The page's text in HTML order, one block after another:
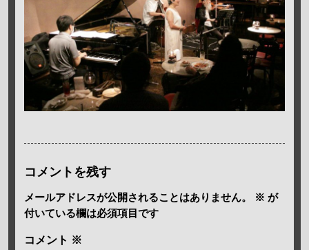
コメントを残す
メールアドレスが公開されることはありません。 ※ が
付いている欄は必須項目です
コメント ※